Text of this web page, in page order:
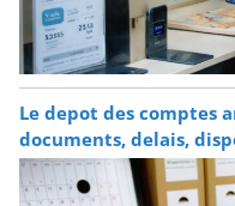
Le depot des comptes
documents, delais,